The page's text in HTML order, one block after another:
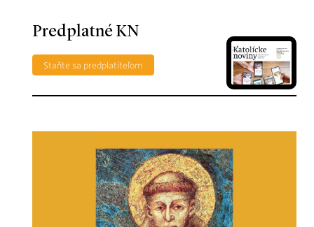
Predplatné KN
Staňte sa predplatiteľom